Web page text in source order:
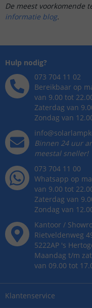
De meest voorkomende
informatie blog.
Klantenservice
Hulp nodig?
073 704 11 02
Bereikbaar op
van 9.00 tot
Zaterdag van
Zondag van
Binnen 24 uur
meestal sneller!
073 704 11 00
Whatsapp op
van 9.00 tot
Zaterdag van
Zondag van
Kantoor /
Rietveldenweg
5222AP 's
Maandag t/m
van 09.00 tot